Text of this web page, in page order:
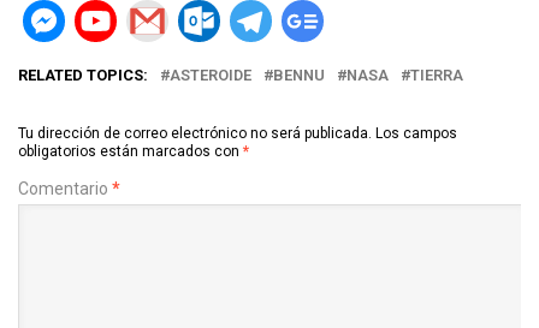
RELATED TOPICS: ASTEROIDE BENNU NASA TIERRA
Tu dirección de correo electrónico no será publicada. Los campos
obligatorios están marcados con *
Comentario *